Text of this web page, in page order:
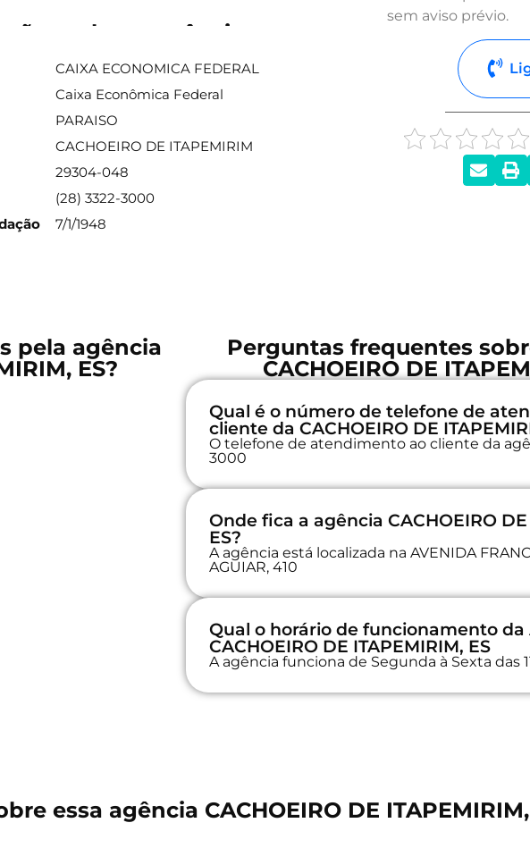
sobre a agência
CAIXA ECONOMICA FEDERAL
Caixa Econômica Federal
PARAISO
CACHOEIRO DE ITAPEMIRIM
29304-048
(28) 3322-3000
7/1/1948
sem aviso prévio.
pela agência
ES?
Perguntas frequentes
CACHOEIRO DE
Qual é o número de telefone de
cliente da CACHOEIRO DE
O telefone de atendimento ao cliente da
3000
Onde fica a agência CACHOEIRO DE
ES?
A agência está localizada na AVENIDA
AGUIAR, 410
Qual o horário de funcionamento da
CACHOEIRO DE ITAPEMIRIM, ES
A agência funciona de Segunda à Sexta das
essa agência CACHOEIRO DE ITAPEMIRIM,